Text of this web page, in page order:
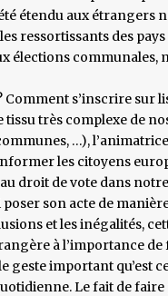
étendu aux étrangers
ressortissants des
élections communales,
s’inscrire sur
tissu très complexe de
…),
les citoyens
droit de vote dans
son acte de
et les inégalités,
à l’importance de
geste important qu’est
Le fait de